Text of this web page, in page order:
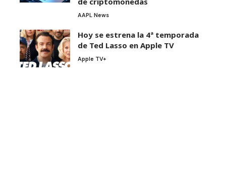
AAPL News
Hoy se estrena la 4ª temporada
de Ted Lasso en Apple TV
Apple TV+